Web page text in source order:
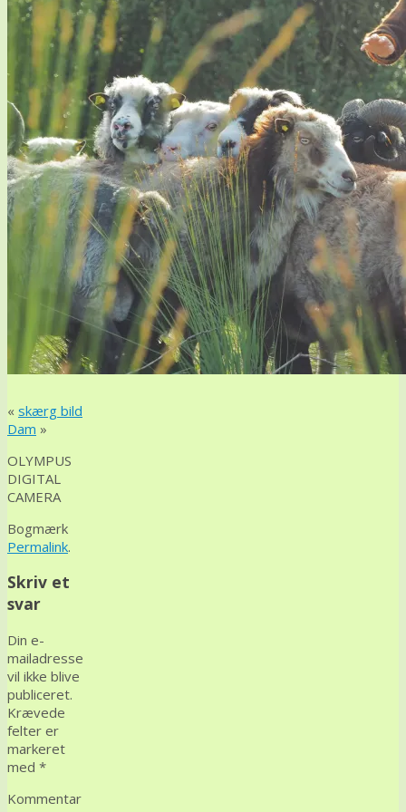
« skærg bild
Dam »
OLYMPUS
DIGITAL
CAMERA
Bogmærk
Permalink.
Skriv et
svar
Din e-
mailadresse
vil ikke blive
publiceret.
Krævede
felter er
markeret
med *
Kommentar